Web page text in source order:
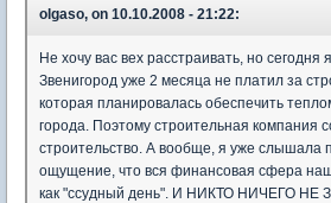
olgaso, on 10.10.2008 - 21:22:
Не хочу вас вех расстраивать, но сегодня
Звенигород уже 2 месяца не платил за
которая планировалась обеспечить
города. Поэтому строительная компания
строительство. А вообще, я уже слышала
ощущение, что вся финансовая сфера
как "ссудный день". И НИКТО НИЧЕГО НЕ